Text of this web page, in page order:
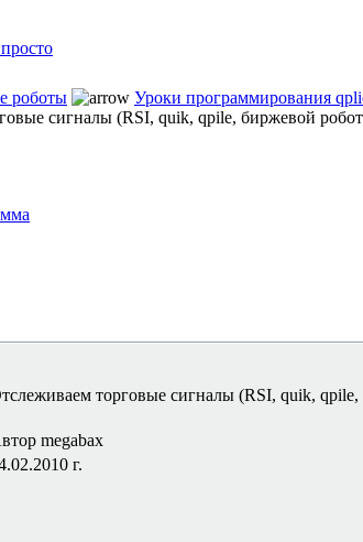
роботы
Уроки программирования
сигналы (RSI, quik, qpile, биржевой
торговые сигналы (RSI, quik,
megabax
г.